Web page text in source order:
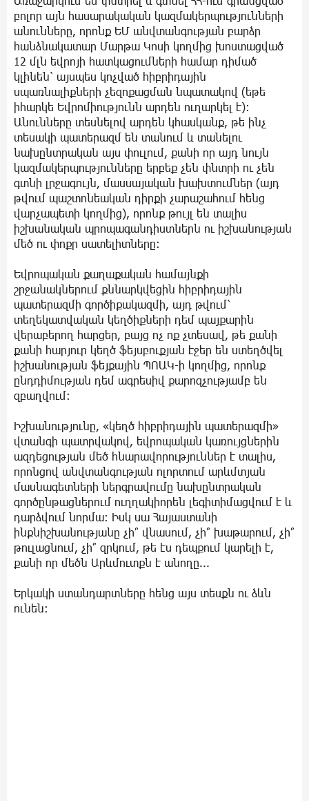
բոլոր այն հասարակական կազմակերպությունների
անունները, որոնք ԵՄ անվտանգության բարձր
հանձնակատար Մարթա Կոսի կողմից խոստացված
12 մլն եվրոյի հատկացումների համար դիմած
կլինեն՝ այսպես կոչված հիբրիդային
սպառնալիքների չեզոքացման նպատակով (եթե
իհարկե Եվրոմիությունն արդեն ուղարկել է)։
Անունները տեսնելով արդեն կհասկանք, թե ինչ
տեսակի պատերազմ են տանում և տանելու
նախընտրական այս փուլում, քանի որ այդ նույն
կազմակերպությունները երբեք չեն փնտրի ու չեն
գտնի լրջագույն, մասսայական խախտումներ (այդ
թվում պաշտոնեական դիրքի չարաշահում հենց
վարչապետի կողմից), որոնք թույլ են տալիս
իշխանական պրոպագանդիստներն ու իշխանության
մեծ ու փոքր սատելիտները։
Եվրոպական քաղաքական համայնքի
շրջանակներում քննարկվեցին հիբրիդային
պատերազմի գործիքակազմի, այդ թվում՝
տեղեկատվական կեղծիքների դեմ պայքարին
վերաբերող հարցեր, բայց ոչ ոք չտեսավ, թե քանի
քանի հարյուր կեղծ ֆեյսբուքյան էջեր են ստեղծվել
իշխանության ֆեյքային ՊՈԱԿ-ի կողմից, որոնք
ընդդիմության դեմ ագրեսիվ քարոզչությամբ են
զբաղվում։
Իշխանությունը, «կեղծ հիբրիդային պատերազմի»
վտանգի պատրվակով, եվրոպական կառույցներին
ազդեցության մեծ հնարավորություններ է տալիս,
որոնցով անվտանգության ոլորտում արևմտյան
մասնագետների ներգրավումը նախընտրական
գործընթացներում ուղղակիորեն լեգիտիմացվում է և
դարձվում նորմա։ Իսկ սա Հայաստանի
ինքնիշխանությանը չի՞ վնասում, չի՞ խաթարում, չի՞
թուլացնում, չի՞ զրկում, թե էս դեպքում կարելի է,
քանի որ մեծն Արևմուտքն է անողը...
Երկակի ստանդարտները հենց այս տեսքն ու ձևն
ունեն։